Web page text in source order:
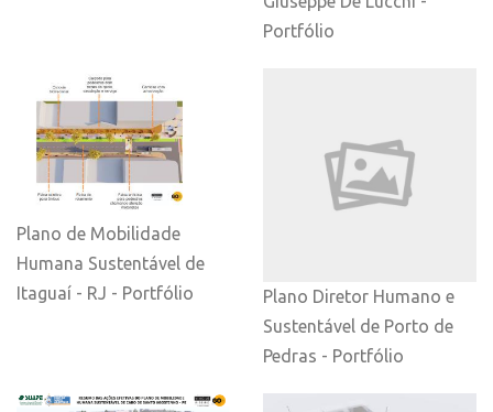
Portfólio
Plano de Mobilidade
Humana Sustentável de
Itaguaí - RJ - Portfólio
Plano Diretor Humano e
Sustentável de Porto de
Pedras - Portfólio